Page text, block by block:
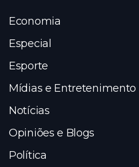
Economia
Especial
Esporte
Mídias e Entretenimento
Notícias
Opiniões e Blogs
Política